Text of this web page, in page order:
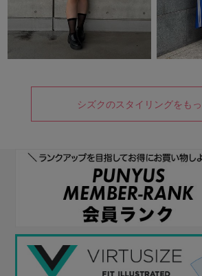
シズクのスタイリングをも